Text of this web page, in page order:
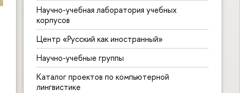
Научно-учебная лаборатория учебных
корпусов
Центр «Русский как иностранный»
Научно-учебные группы
Каталог проектов по компьютерной
лингвистике